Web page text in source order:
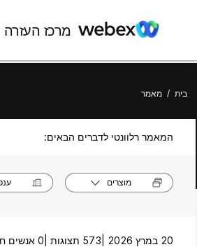
מרכז העזרה
בית / מאמר
המאמר רלוונטי לדברים הבאים:
מוצרים
20 במרץ 2026 | 573 תצוגות | 0 אנשים חשבו שזה היה מועיל